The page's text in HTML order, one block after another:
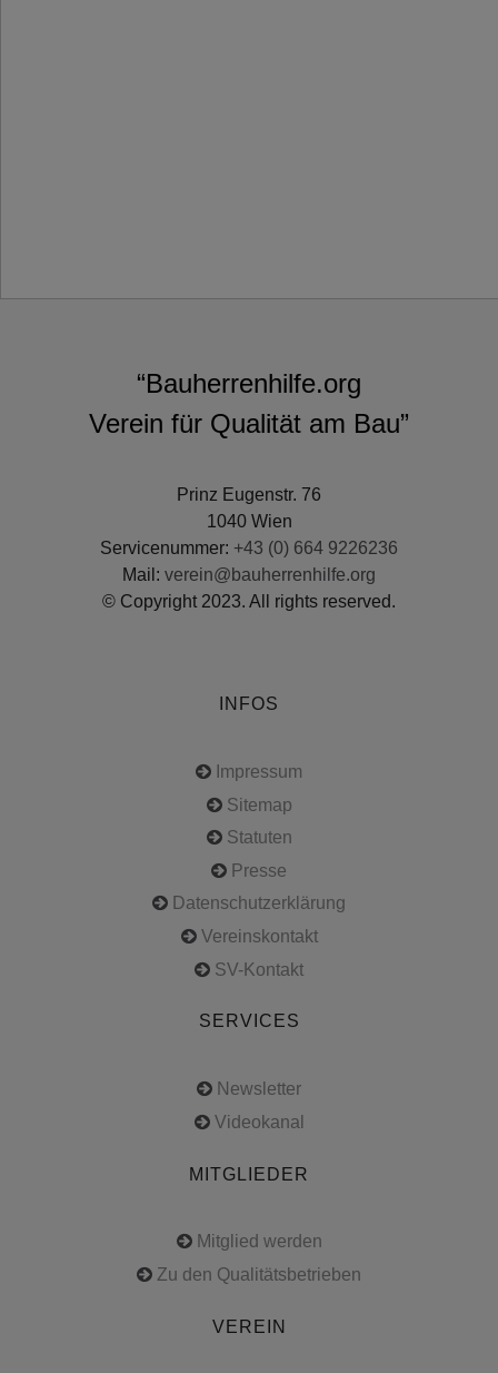
“Bauherrenhilfe.org
Verein für Qualität am Bau”
Prinz Eugenstr. 76
1040 Wien
Servicenummer: +43 (0) 664 9226236
Mail: verein@bauherrenhilfe.org
© Copyright 2023. All rights reserved.
INFOS
Impressum
Sitemap
Statuten
Presse
Datenschutzerklärung
Vereinskontakt
SV-Kontakt
SERVICES
Newsletter
Videokanal
MITGLIEDER
Mitglied werden
Zu den Qualitätsbetrieben
VEREIN